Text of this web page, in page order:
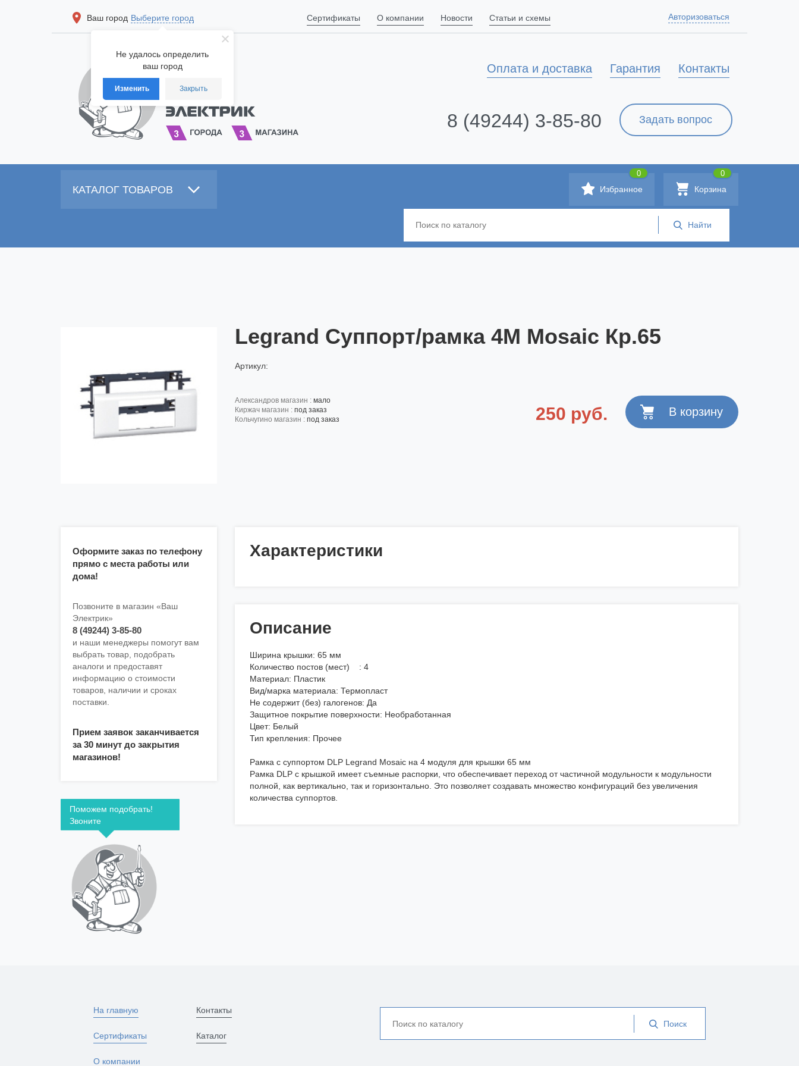
Не удалось определить
ваш город
Изменить Закрыть
Ваш город Выберите город Сертификаты О компании Новости Статьи и схемы Авторизоваться
Контакты
Гарантия
Оплата и доставка
Задать вопрос
8 (49244) 3-85-80
КАТАЛОГ ТОВАРОВ Корзина
0
Избранное
0
Legrand Суппорт/рамка 4М Mosaic Кр.65
Артикул:
александров магазин : мало
киржач магазин : под заказ
кольчугино магазин : под заказ 250 руб.
Оформите заказ по телефону
прямо с места работы или
дома!
Позвоните в магазин «Ваш
Электрик»
8 (49244) 3-85-80
и наши менеджеры помогут вам
выбрать товар, подобрать
аналоги и предоставят
информацию о стоимости
товаров, наличии и сроках
поставки.
Прием заявок заканчивается
за 30 минут до закрытия
магазинов!
Поможем подобрать!
Звоните
Характеристики
Описание
Ширина крышки: 65 мм
Количество постов (мест) : 4
Материал: Пластик
Вид/марка материала: Термопласт
Не содержит (без) галогенов: Да
Защитное покрытие поверхности: Необработанная
Цвет: Белый
Тип крепления: Прочее
Рамка с суппортом DLP Legrand Mosaic на 4 модуля для крышки 65 мм
Рамка DLP с крышкой имеет съемные распорки, что обеспечивает переход от частичной модульности к модульности
полной, как вертикально, так и горизонтально. Это позволяет создавать множество конфигураций без увеличения
количества суппортов.
На главную
Сертификаты
О компании
Контакты
Каталог